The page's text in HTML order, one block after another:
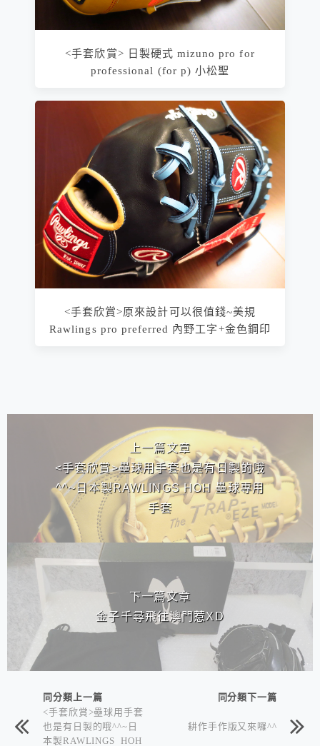
<手套欣賞> 日製硬式 mizuno pro for
professional (for p) 小松聖
<手套欣賞>原來設計可以很值錢~美規
Rawlings pro preferred 內野工字+金色鋼印
上一篇文章
<手套欣賞>壘球用手套也是有日製的哦
^^~日本製RAWLINGS HOH 壘球專用
手套
下一篇文章
金子千尋飛往澳門惹XD
同分類上一篇
<手套欣賞>壘球用手套
也是有日製的哦^^~日
本製RAWLINGS HOH
同分類下一篇
耕作手作版又來囉^^